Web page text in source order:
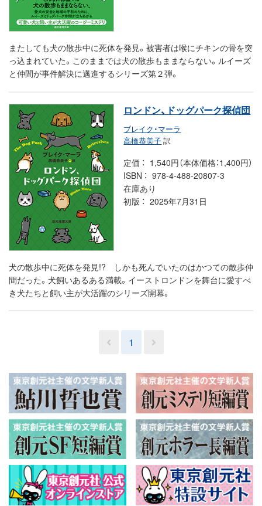
またしても犬の散歩中に死体を発見。被害者は喉にチキンの骨を突
っ込まれていた。このままでは犬の散歩もままならない。ルイーズ
と仲間が事件解決に邁進するシリーズ第２弾。
ロンドン、ドッグパーク探偵団
ブレイク・マーラ
高橋恭美子訳
定価
1,540円（本体価格：1,400円）
ISBN
978-4-488-20807-3
在庫あり
初版
2025年7月31日
犬の散歩中に死体を発見!? しかも死んでいたのはかつての散歩仲
間だった。犬飼いあるある満載。イーストロンドンを舞台に愛すべ
き犬たちと飼い主が大活躍のシリーズ開幕。
1